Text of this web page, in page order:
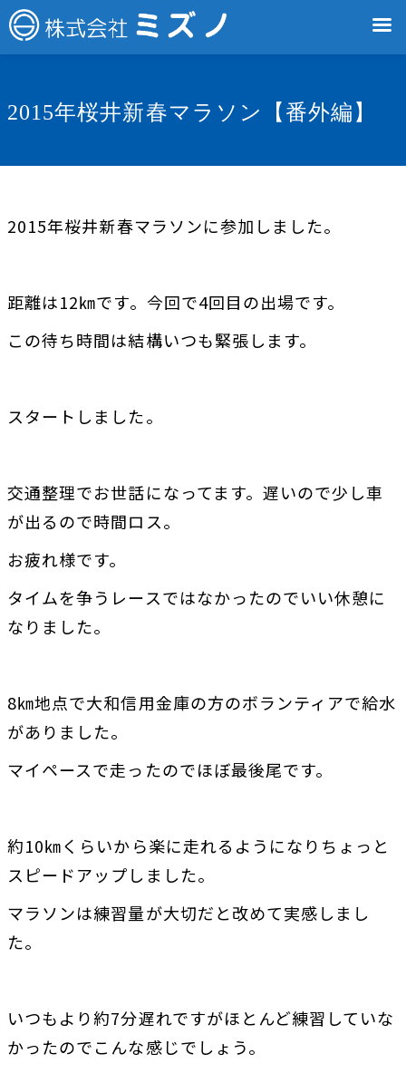
2015年桜井新春マラソン【番外編】
2015年桜井新春マラソンに参加しました。
距離は12㎞です。今回で4回目の出場です。
この待ち時間は結構いつも緊張します。
スタートしました。
交通整理でお世話になってます。遅いので少し車
が出るので時間ロス。
お疲れ様です。
タイムを争うレースではなかったのでいい休憩に
なりました。
8㎞地点で大和信用金庫の方のボランティアで給水
がありました。
マイペースで走ったのでほぼ最後尾です。
約10㎞くらいから楽に走れるようになりちょっと
スピードアップしました。
マラソンは練習量が大切だと改めて実感しまし
た。
いつもより約7分遅れですがほとんど練習していな
かったのでこんな感じでしょう。